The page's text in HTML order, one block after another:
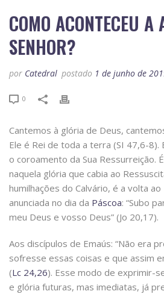
COMO ACONTECEU A
SENHOR?
por Catedral postado 1 de junho de
0
Cantemos à glória de Deus,
Ele é Rei de toda a terra (SI 47,6-8).
o coroamento da Sua Ressurreição.
naquela glória que cabia ao
humilhações do Calvário, é a volta ao
anunciada no dia da Páscoa: “Subo
meu Deus e vosso Deus” (Jo 20,17).
Aos discípulos de Emaús: “Não era
sofresse essas coisas e que assim
(Lc 24,26). Esse modo de exprimir-
e glória futuras, mas imediatas, já